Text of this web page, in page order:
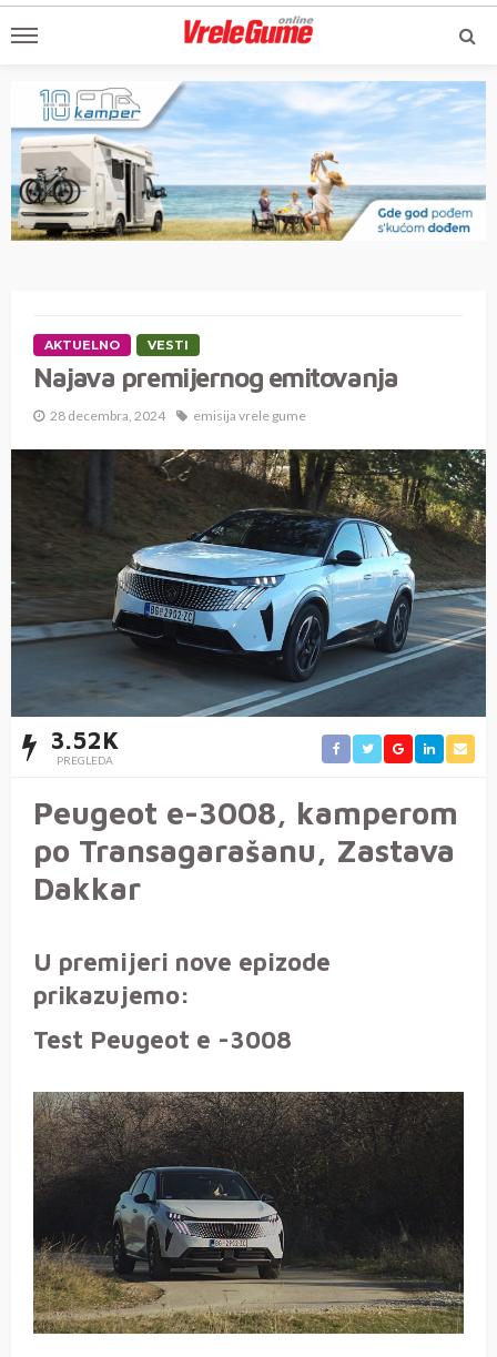
AKTUELNO VESTI
Najava premijernog emitovanja
28 decembra, 2024 emisija vrele gume
3.52K
PREGLEDA
Peugeot e-3008, kamperom
po Transagarašanu, Zastava
Dakkar
U premijeri nove epizode
prikazujemo:
Test Peugeot e -3008